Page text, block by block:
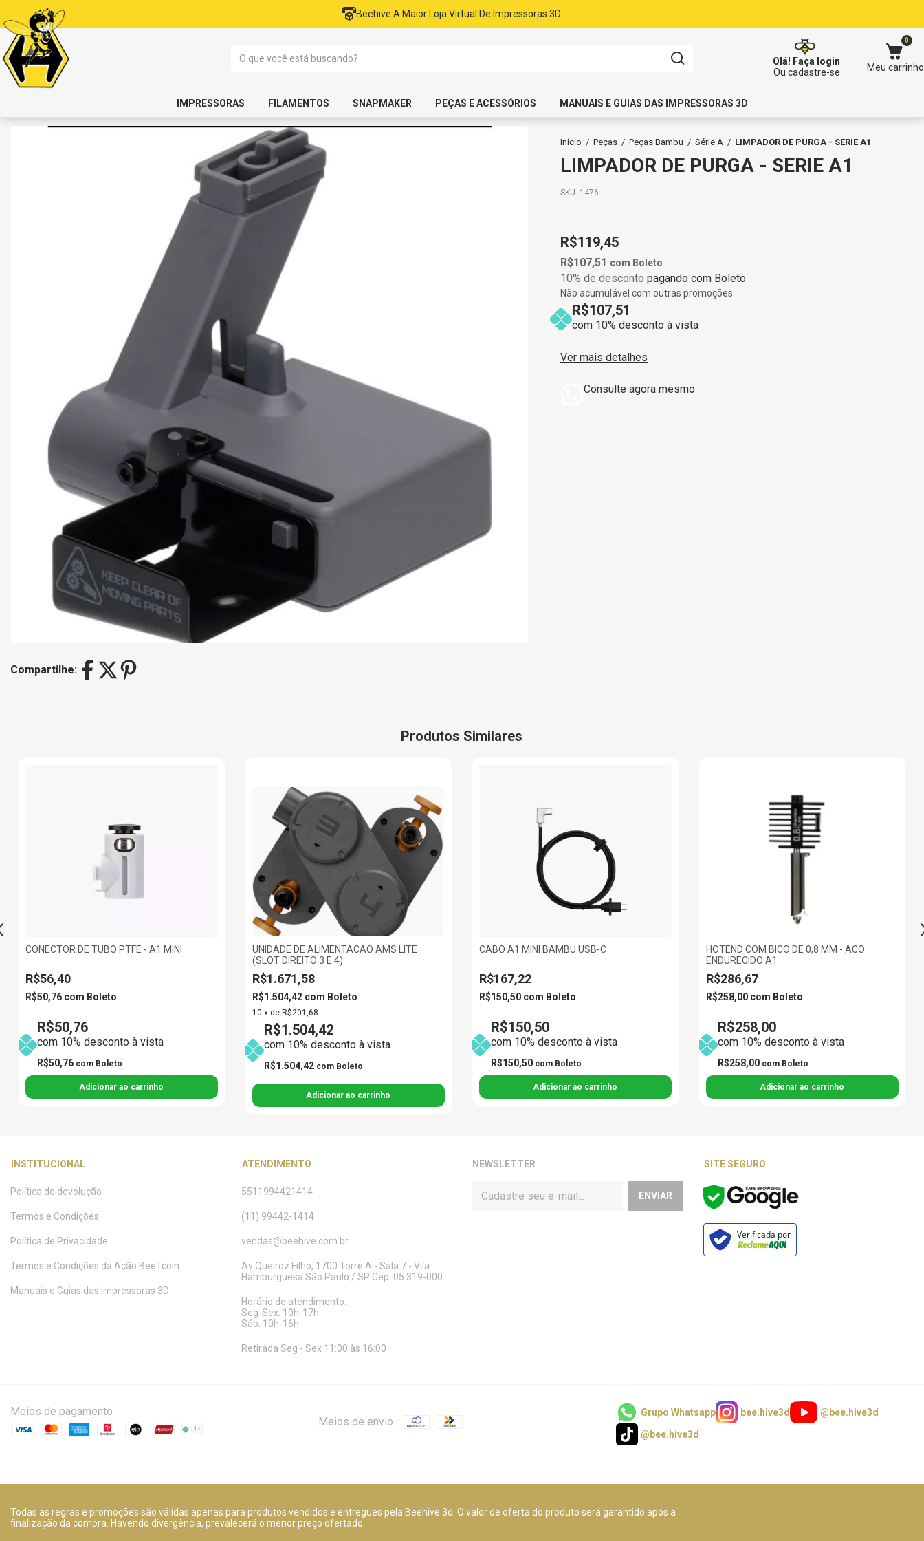
Beehive A Maior Loja Virtual De Impressoras 3D
Olá! Faça login
Ou cadastre-se
0
Meu carrinho
IMPRESSORAS FILAMENTOS SNAPMAKER PEÇAS E ACESSÓRIOS MANUAIS E GUIAS DAS IMPRESSORAS 3D
Início / Peças / Peças Bambu / Série A / LIMPADOR DE PURGA - SERIE A1
LIMPADOR DE PURGA - SERIE A1
SKU: 1476
R$119,45
R$107,51 com Boleto
10% de desconto pagando com Boleto
Não acumulável com outras promoções
R$107,51
com 10% desconto à vista
Ver mais detalhes
Consulte agora mesmo
Compartilhe:
Produtos Similares
CONECTOR DE TUBO PTFE - A1 MINI
R$56,40
R$50,76 com Boleto
R$50,76
com 10% desconto à vista
R$50,76 com Boleto
UNIDADE DE ALIMENTACAO AMS LITE
(SLOT DIREITO 3 E 4)
R$1.671,58
R$1.504,42 com Boleto
10 x de R$201,68
R$1.504,42
com 10% desconto à vista
R$1.504,42 com Boleto
CABO A1 MINI BAMBU USB-C
R$167,22
R$150,50 com Boleto
R$150,50
com 10% desconto à vista
R$150,50 com Boleto
HOTEND COM BICO DE 0,8 MM - ACO
ENDURECIDO A1
R$286,67
R$258,00 com Boleto
R$258,00
com 10% desconto à vista
R$258,00 com Boleto
INSTITUCIONAL
Política de devolução
Termos e Condições
Política de Privacidade
Termos e Condições da Ação BeeTcoin
Manuais e Guias das Impressoras 3D
ATENDIMENTO
5511994421414
(11) 99442-1414
vendas@beehive.com.br
Av Queiroz Filho, 1700 Torre A - Sala 7 - Vila
Hamburguesa São Paulo / SP Cep: 05.319-000
Horário de atendimento:
Seg-Sex: 10h-17h
Sáb: 10h-16h
Retirada Seg - Sex 11:00 às 16:00
NEWSLETTER SITE SEGURO
Verificada por
Meios de pagamento
Meios de envio
Grupo Whatsapp bee.hive3d
@bee.hive3d
@bee.hive3d
Todas as regras e promoções são válidas apenas para produtos vendidos e entregues pela Beehive 3d. O valor de oferta do produto será garantido após a
finalização da compra. Havendo divergência, prevalecerá o menor preço ofertado.